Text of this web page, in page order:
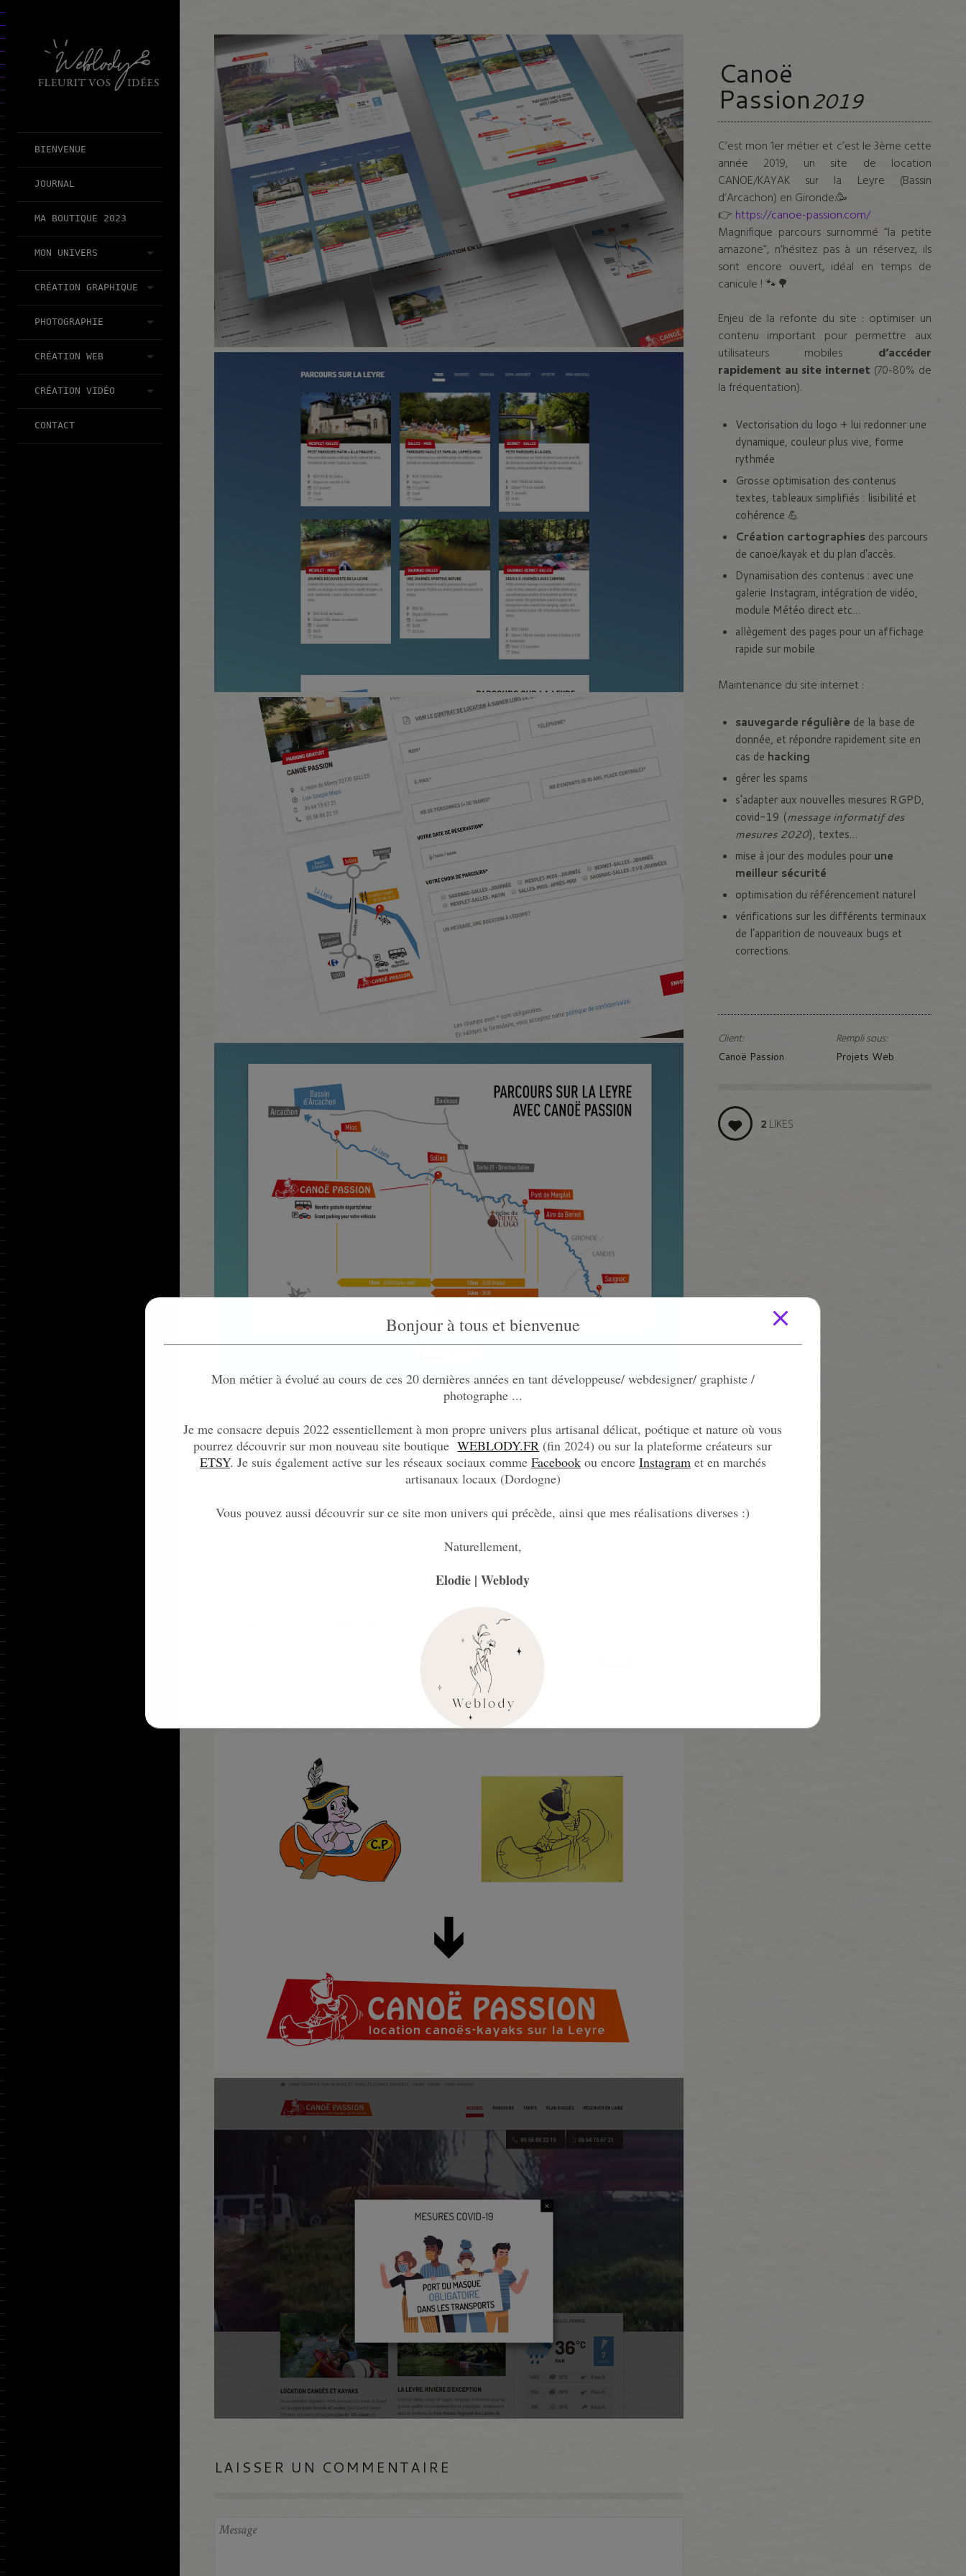
BIENVENUE
JOURNAL
MA BOUTIQUE 2023
MON UNIVERS
CRÉATION GRAPHIQUE
PHOTOGRAPHIE
CRÉATION WEB
CRÉATION VIDÉO
CONTACT
Canoë
Passion2019
C’est mon 1er métier et c’est le 3ème cette
année 2019, un site de location
CANOE/KAYAK sur la Leyre (Bassin
d’Arcachon) en Gironde.🥳
👉 https://canoe-passion.com/
Magnifique parcours surnommé “la petite
amazone”, n’hésitez pas à un réservez, ils
sont encore ouvert, idéal en temps de
canicule !🐾🌳
Enjeu de la refonte du site : optimiser un
contenu important pour permettre aux
utilisateurs mobiles d’accéder
rapidement au site internet (70-80% de
la fréquentation).
Vectorisation du logo + lui redonner une
dynamique, couleur plus vive, forme
rythmée
Grosse optimisation des contenus
textes, tableaux simplifiés : lisibilité et
cohérence 💪
Création cartographiesdes parcours
de canoë/kayak et du plan d’accès.
Dynamisation des contenus : avec une
galerie Instagram, intégration de vidéo,
module Météo direct etc…
allègement des pages pour un affichage
rapide sur mobile
Maintenance du site internet :
sauvegarde régulière de la base de
donnée, et répondre rapidement site en
cas de hacking
gérer les spams
s’adapter aux nouvelles mesures RGPD,
covid-19 (message informatif des
mesures 2020), textes…
mise à jour des modules pour une
meilleur sécurité
optimisation du référencement naturel
vérifications sur les différents terminaux
de l’apparition de nouveaux bugs et
corrections.
Client:
Canoë Passion
Rempli sous:
Projets Web
2LIKES
LAISSER UN COMMENTAIRE
modal-check
Bonjour à tous et bienvenue
Mon métier à évolué au cours de ces 20 dernières années en tant développeuse/ webdesigner/ graphiste /
photographe ...
Je me consacre depuis 2022 essentiellement à mon propre univers plus artisanal délicat, poétique et nature où vous
pourrez découvrir sur mon nouveau site boutiqueWEBLODY.FR (fin 2024) ou sur la plateforme créateurs sur
ETSY. Je suis également active sur les réseaux sociaux comme Facebookou encore Instagramet en marchés
artisanaux locaux (Dordogne)
Vous pouvez aussi découvrir sur ce site mon univers qui précède, ainsi que mes réalisations diverses :)
Naturellement,
Elodie | Weblody
Ceci se fermera dans24secondes